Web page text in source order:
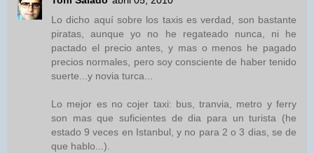
Lo dicho aquí sobre los taxis es verdad, son bastante
piratas, aunque yo no he regateado nunca, ni he
pactado el precio antes, y mas o menos he pagado
precios normales, pero soy consciente de haber tenido
suerte...y novia turca...
Lo mejor es no cojer taxi: bus, tranvia, metro y ferry
son mas que suficientes de dia para un turista (he
estado 9 veces en Istanbul, y no para 2 o 3 dias, se de
que hablo...).